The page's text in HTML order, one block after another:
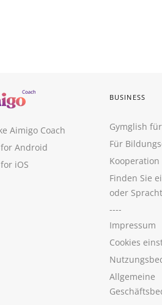
Aimigo Coach
Android
iOS
BUSINESS
Gymglish
Für
Kooperation
Finden Sie
oder
----
Impressum
Cookies
Allgemeine